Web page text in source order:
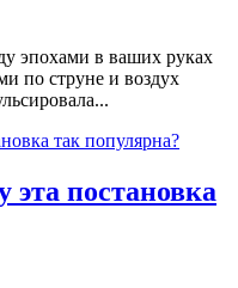
эпохами в ваших руках
по струне и воздух
эта постановка